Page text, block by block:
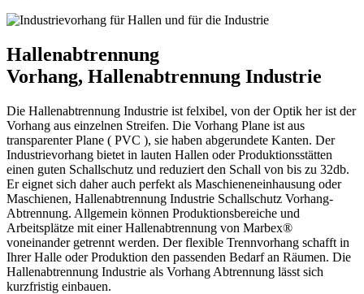
Hallenabtrennung
Vorhang, Hallenabtrennung Industrie
Die Hallenabtrennung Industrie ist felxibel, von der Optik her ist der
Vorhang aus einzelnen Streifen. Die Vorhang Plane ist aus
transparenter Plane ( PVC ), sie haben abgerundete Kanten. Der
Industrievorhang bietet in lauten Hallen oder Produktionsstätten
einen guten Schallschutz und reduziert den Schall von bis zu 32db.
Er eignet sich daher auch perfekt als Maschieneneinhausung oder
Maschienen, Hallenabtrennung Industrie Schallschutz Vorhang-
Abtrennung. Allgemein können Produktionsbereiche und
Arbeitsplätze mit einer Hallenabtrennung von Marbex®
voneinander getrennt werden. Der flexible Trennvorhang schafft in
Ihrer Halle oder Produktion den passenden Bedarf an Räumen. Die
Hallenabtrennung Industrie als Vorhang Abtrennung lässt sich
kurzfristig einbauen.